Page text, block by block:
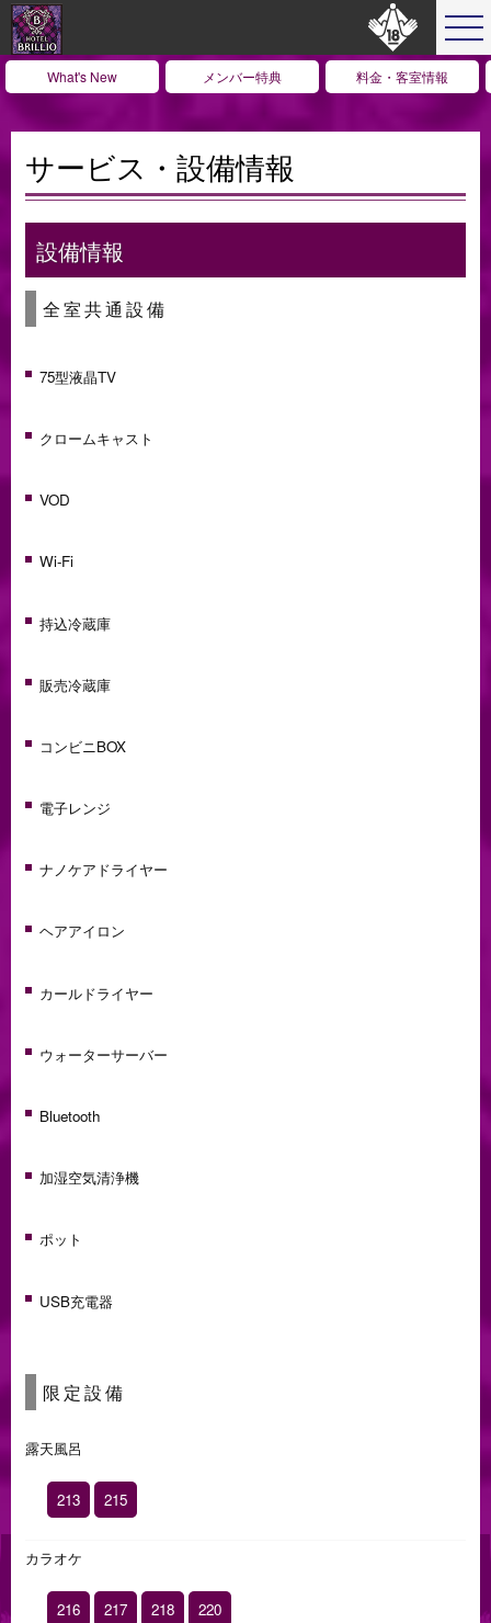
What's New メンバー特典 料金・客室情報
サービス・設備情報
設備情報
全室共通設備
75型液晶TV
クロームキャスト
VOD
Wi-Fi
持込冷蔵庫
販売冷蔵庫
コンビニBOX
電子レンジ
ナノケアドライヤー
ヘアアイロン
カールドライヤー
ウォーターサーバー
Bluetooth
加湿空気清浄機
ポット
USB充電器
限定設備
露天風呂
213 215
カラオケ
216 217 218 220